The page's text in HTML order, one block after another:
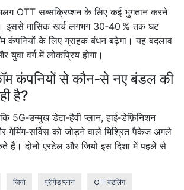
OTT सब्सक्रिप्शन के लिए कई भुगतान करने
इससे मासिक खर्च लगभग 30‑40 % तक घट
कंपनियों के लिए ग्राहक बंधन बढ़ेगा। यह बदलाव
युवा वर्ग में लोकप्रिय होगा।
कंपनियों से कौन‑से नए बंडल की
है?
5G‑उन्मुख डेटा‑हैवी प्लान, हाई‑डेफ़िनिशन
को जोड़ने वाले मिश्रित पैकेज अगले
हैं। दोनों एरटेल और जियो इस दिशा में पहले से
जियो प्रीपेड प्लान OTT बंडलिंग